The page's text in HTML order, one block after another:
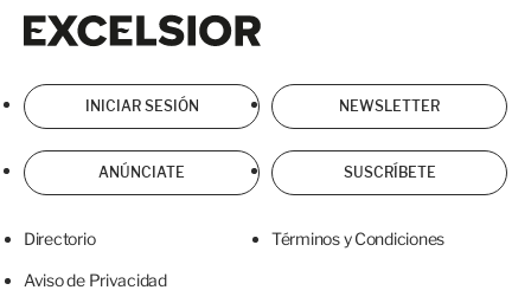
INICIAR SESIÓN NEWSLETTER
ANÚNCIATE SUSCRÍBETE
Directorio Términos y Condiciones
Aviso de Privacidad